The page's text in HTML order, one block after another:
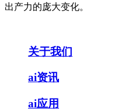
出产力的庞大变化。
关于我们
ai资讯
ai应用